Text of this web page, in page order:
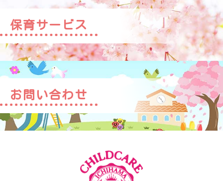
保育サービス
お問い合わせ